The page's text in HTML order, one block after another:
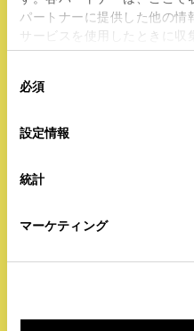
パートナーに提供した他の情
サービスを使用したときに収
使用することがあります。当
デバイスにすべてのCookie(
意したことになります。
設定の変更、同意を撤回し
「Cookie（クッキー）情報の
必須
設定情報
統計
マーケティング
印鑑